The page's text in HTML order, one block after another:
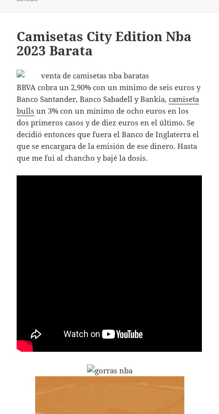
Camisetas City Edition Nba
2023 Barata
BBVA cobra un 2,90% con un mínimo de seis euros y
Banco Santander, Banco Sabadell y Bankia,camiseta
bulls un 3% con un mínimo de ocho euros en los
dos primeros casos y de diez euros en el último. Se
decidió entonces que fuera el Banco de Inglaterra el
que se encargara de la emisión de ese dinero. Hasta
que me fui al chancho y bajé la dosis.